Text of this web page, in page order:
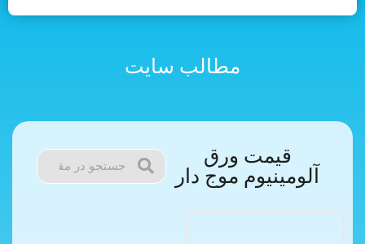
مطالب سایت
قیمت ورق
آلومینیوم موج دار